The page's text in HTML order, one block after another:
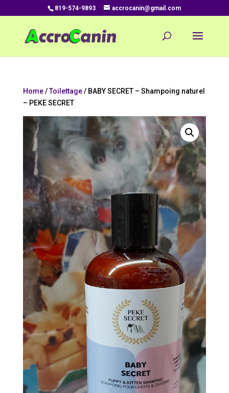
819-574-9893 accrocanin@gmail.com
Home/Toilettage/ BABY SECRET – Shampoing naturel
– PEKE SECRET